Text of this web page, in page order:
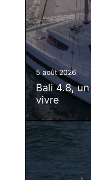
5 août 2026
Bali 4.8,
vivre